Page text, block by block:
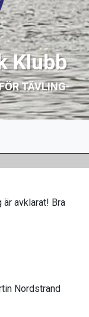
Klubb
TÄVLING-
avklarat! Bra
Nordstrand